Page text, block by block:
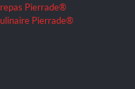
Pierrade®
Pierrade®